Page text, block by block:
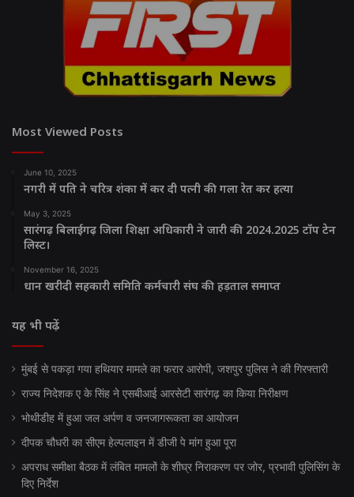
Most Viewed Posts
June 10, 2025
नगरी में पति ने चरित्र शंका में कर दी पत्नी की गला रेत कर हत्या
May 3, 2025
सारंगढ़ बिलाईगढ़ जिला शिक्षा अधिकारी ने जारी की 2024.2025 टॉप टेन
लिस्ट।
November 16, 2025
धान खरीदी सहकारी समिति कर्मचारी संघ की हड़ताल समाप्त
यह भी पढ़ें
मुंबई से पकड़ा गया हथियार मामले का फरार आरोपी, जशपुर पुलिस ने की गिरफ्तारी
राज्य निदेशक ए के सिंह ने एसबीआई आरसेटी सारंगढ़ का किया निरीक्षण
भोथीडीह में हुआ जल अर्पण व जनजागरूकता का आयोजन
दीपक चौधरी का सीएम हेल्पलाइन में डीजी पे मांग हुआ पूरा
अपराध समीक्षा बैठक में लंबित मामलों के शीघ्र निराकरण पर जोर, प्रभावी पुलिसिंग के
दिए निर्देश